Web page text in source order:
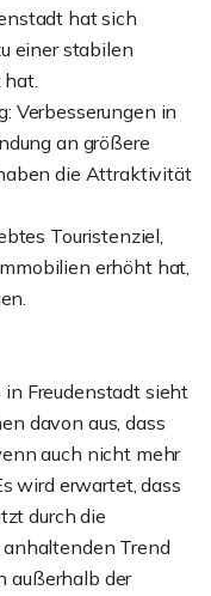
hat sich
einer stabilen
hat.
Verbesserungen in
an größere
die Attraktivität
Touristenziel,
erhöht hat,
Freudenstadt sieht
davon aus, dass
auch nicht mehr
wird erwartet, dass
durch die
Trend
außerhalb der